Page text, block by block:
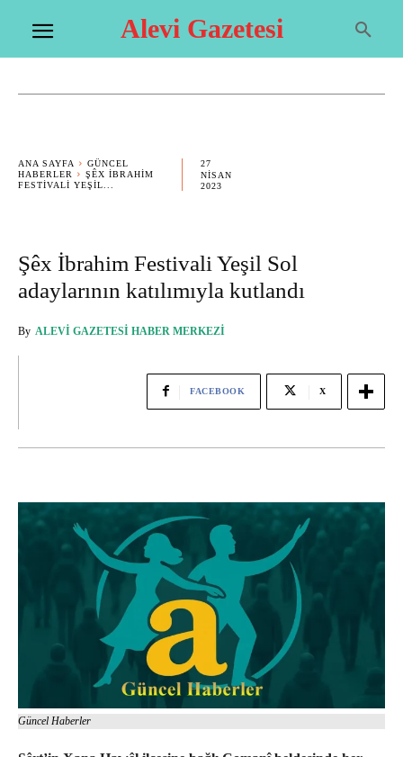
Alevi Gazetesi
ANA SAYFA
GÜNCEL
HABERLER
ŞÊX İBRAHIM
FESTIVALI YEŞIL...
27
NISAN
2023
Şêx İbrahim Festivali Yeşil Sol
adaylarının katılımıyla kutlandı
By ALEVI GAZETESI HABER MERKEZI
FACEBOOK X
Güncel Haberler